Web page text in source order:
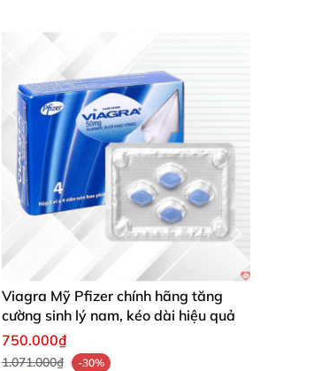
Viagra Mỹ Pfizer chính hãng tăng
cường sinh lý nam, kéo dài hiệu quả
750.000₫
1.071.000₫
-30%